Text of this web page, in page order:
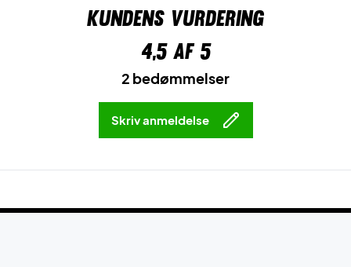
Kundens vurdering
4,5af 5
2 bedømmelser
Skriv anmeldelse